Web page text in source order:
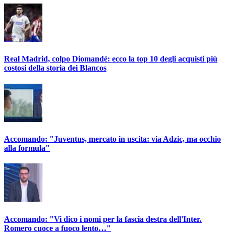
Real Madrid, colpo Diomandé: ecco la top 10 degli acquisti più
costosi della storia dei Blancos
Accomando: "Juventus, mercato in uscita: via Adzic, ma occhio
alla formula"
Accomando: "Vi dico i nomi per la fascia destra dell'Inter.
Romero cuoce a fuoco lento…"